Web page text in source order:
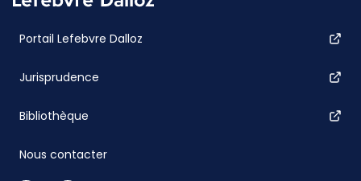
Portail Lefebvre Dalloz
Jurisprudence
Bibliothèque
Nous contacter